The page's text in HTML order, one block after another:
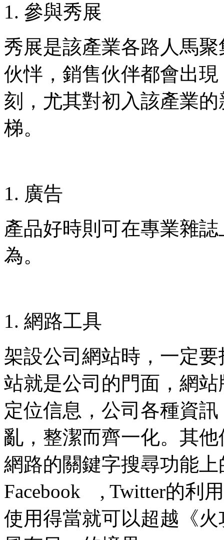
參與秀展
秀展是該產業各路人馬
伙怑，銷售伙伴都會出
刻，尤其對初入該產業
梯。
廣告
產品好時則可在專業雜
為。
網路工具
架設公司網站時，一定
站就是公司的門面，網
定位信息，公司各種資
亂，整潔而齊一化。其
網路的關鍵字搜尋功能
Facebook , Twitter的利
使用得當就可以超越 《